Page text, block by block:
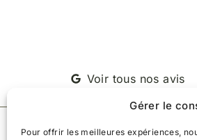
Gérer le
Pour offrir les meilleures expériences,
Voir tous nos avis